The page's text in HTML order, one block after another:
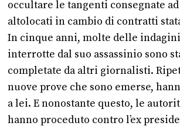
occultare le tangenti consegnate
altolocati in cambio di contratti
In cinque anni, molte delle
interrotte dal suo assassinio sono
completate da altri giornalisti.
nuove prove che sono emerse,
a lei. E nonostante questo, le
hanno proceduto contro l’ex